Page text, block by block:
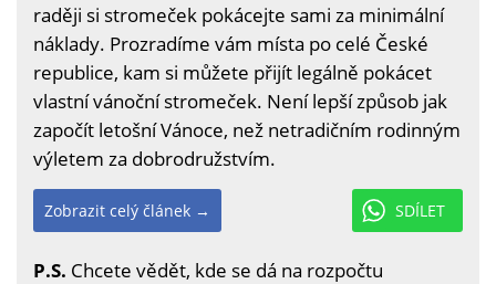
raději si stromeček pokácejte sami za minimální
náklady. Prozradíme vám místa po celé České
republice, kam si můžete přijít legálně pokácet
vlastní vánoční stromeček. Není lepší způsob jak
započít letošní Vánoce, než netradičním rodinným
výletem za dobrodružstvím.
SDÍLET
Zobrazit celý článek →
P.S. Chcete vědět, kde se dá na rozpočtu